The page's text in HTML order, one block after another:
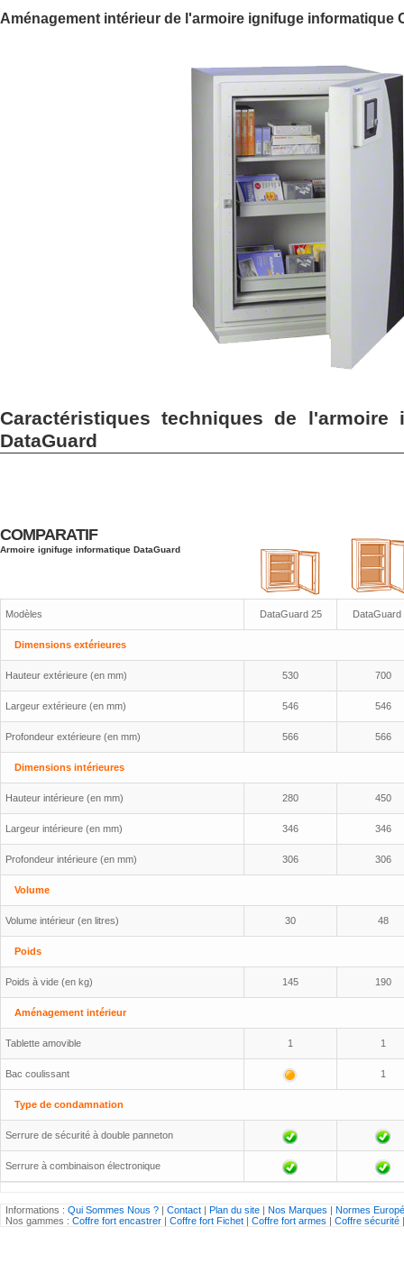
Aménagement intérieur de l'armoire ignifuge informatique
Caractéristiques techniques de l'armoire
DataGuard
COMPARATIF
Armoire ignifuge informatique DataGuard
Modèles DataGuard 25 DataGuard
Dimensions extérieures
Hauteur extérieure (en mm) 530 700
Largeur extérieure (en mm) 546 546
Profondeur extérieure (en mm) 566 566
Dimensions intérieures
Hauteur intérieure (en mm) 280 450
Largeur intérieure (en mm) 346 346
Profondeur intérieure (en mm) 306 306
Volume
Volume intérieur (en litres) 30 48
Poids
Poids à vide (en kg) 145 190
Aménagement intérieur
Tablette amovible 1 1
Bac coulissant 1
Type de condamnation
Serrure de sécurité à double panneton
Serrure à combinaison électronique
Informations :Qui Sommes Nous ? |Contact |Plan du site |Nos Marques |Normes
Nos gammes :Coffre fort encastrer |Coffre fort Fichet |Coffre fort armes |Coffre sécurité